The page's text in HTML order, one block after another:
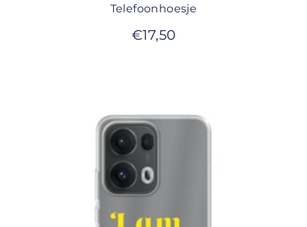
Telefoonhoesje
€17,50